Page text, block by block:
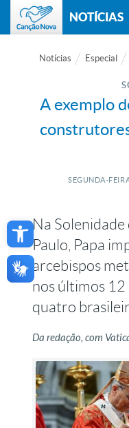
Open toolbar
NOTÍCIAS
Notícias Especial
A exemplo
SEGUNDA-
Na Solenidade
Paulo, Papa
arcebispos
nos últimos 12
quatro
Da redação, com